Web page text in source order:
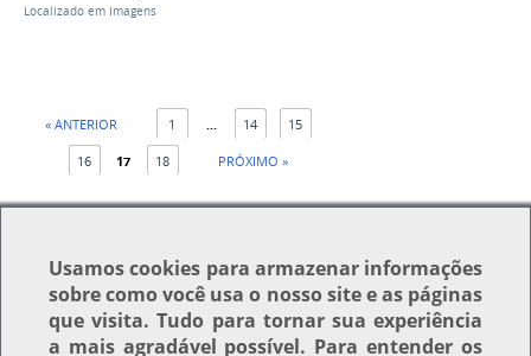
Localizado em Imagens
« ANTERIOR 1 ... 14 15
16 17 18 PRÓXIMO »
Voltar para o topo
Usamoscookies para armazenar informações
sobre como você usa o nosso site e as páginas
que visita. Tudo para tornar sua experiência
a mais agradável possível. Para entender os